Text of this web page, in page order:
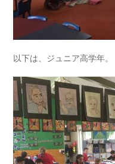
以下は、ジュニア高学年。